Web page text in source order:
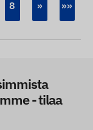
8 » »»
- tilaa